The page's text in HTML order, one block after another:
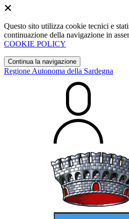
Questo sito utilizza cookie tecnici e
continuazione della navigazione in
COOKIE POLICY
Continua la navigazione
Regione Autonoma della Sardegna